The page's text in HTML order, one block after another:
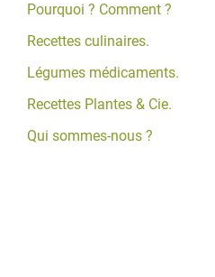
Pourquoi ? Comment ?
Recettes culinaires.
Légumes médicaments.
Recettes Plantes & Cie.
Qui sommes-nous ?